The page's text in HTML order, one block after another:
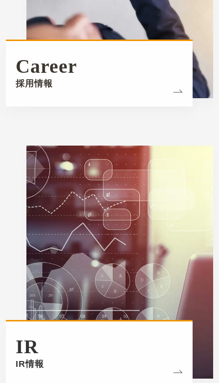
Career
採用情報
中途採用
中途採用特設サイト
IR
IR情報